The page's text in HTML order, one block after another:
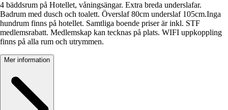
4 bäddsrum på Hotellet, våningsängar. Extra breda underslafar.
Badrum med dusch och toalett. Överslaf 80cm underslaf 105cm.Inga
hundrum finns på hotellet. Samtliga boende priser är inkl. STF
medlemsrabatt. Medlemskap kan tecknas på plats. WIFI uppkoppling
finns på alla rum och utrymmen.
Mer information